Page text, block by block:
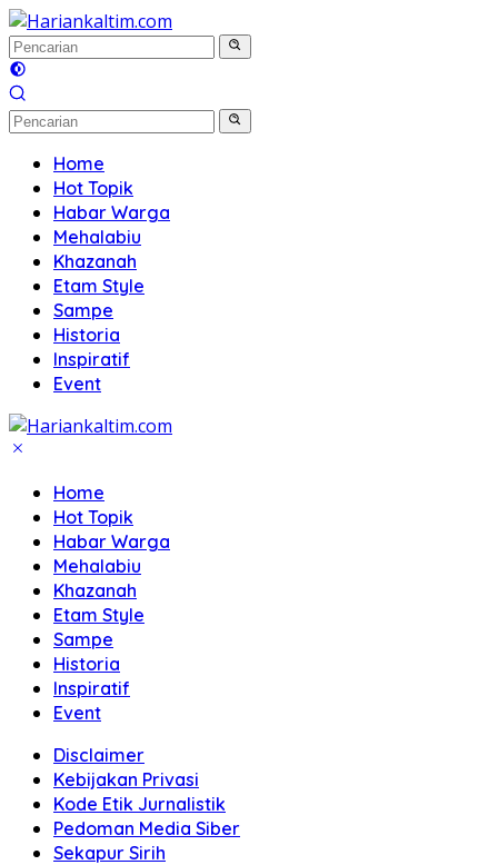
Langsung
ke
konten
Home
Hot Topik
Habar Warga
Mehalabiu
Khazanah
Etam Style
Sampe
Historia
Inspiratif
Event
Home
Hot Topik
Habar Warga
Mehalabiu
Khazanah
Etam Style
Sampe
Historia
Inspiratif
Event
Disclaimer
Kebijakan Privasi
Kode Etik Jurnalistik
Pedoman Media Siber
Sekapur Sirih